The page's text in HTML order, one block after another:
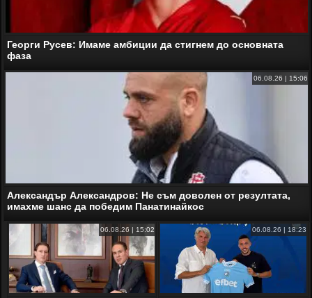
Георги Русев: Имаме амбиции да стигнем до основната
фаза
06.08.26 | 15:06
Александър Александров: Не съм доволен от резултата,
имахме шанс да победим Панатинайкос
06.08.26 | 15:02 06.08.26 | 18:23